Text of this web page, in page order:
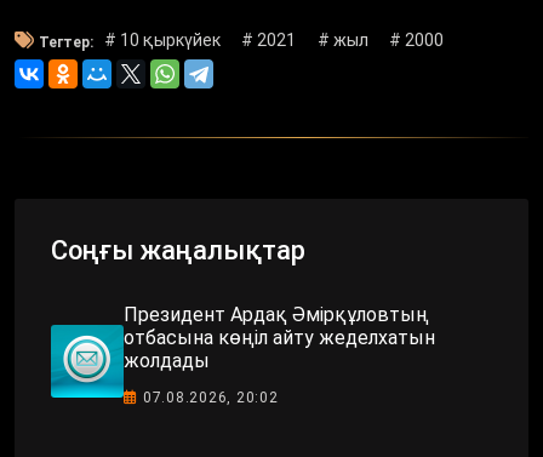
Тегтер: # 10 қыркүйек # 2021 # жыл # 2000
Соңғы жаңалықтар
Президент Ардақ Әмірқұловтың
отбасына көңіл айту жеделхатын
жолдады
07.08.2026, 20:02